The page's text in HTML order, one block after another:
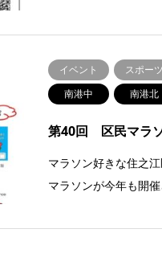
イベント スポーツ
南港中
南港北
第40回 区民マラ
マラソン好きな住之
マラソンが今年も開